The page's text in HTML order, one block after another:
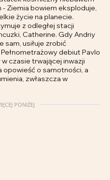
Ziemia bowiem eksploduje,
życie na planecie.
z odległej stacji
Catherine. Gdy Andriy
sam, usiłuje zrobić
debiut Pavlo
czasie trwającej inwazji
opowieść o samotności, a
zwłaszcza w
PONIŻEJ